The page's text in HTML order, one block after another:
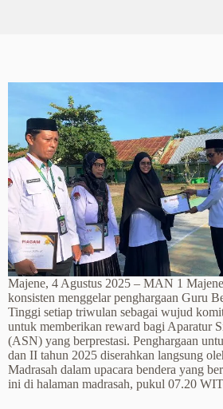
Majene, 4 Agustus 2025 – MAN 1 Majene
konsisten menggelar penghargaan Guru
Tinggi setiap triwulan sebagai wujud
untuk memberikan reward bagi Aparatur
(ASN) yang berprestasi. Penghargaan
dan II tahun 2025 diserahkan langsung
Madrasah dalam upacara bendera yang
ini di halaman madrasah, pukul 07.20